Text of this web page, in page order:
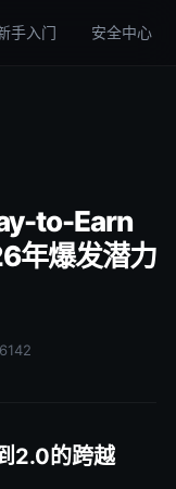
手入门 安全中心
to-Earn
年爆发潜力
2.0的跨越